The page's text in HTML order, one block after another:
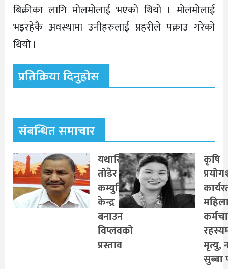
बिक्रीका लागि मोलमोलाई भएको थियो । मोलमोलाई
भइरहेकै अवस्थामा उनीहरुलाई प्रहरीले पक्राउ गरेको
थियो ।
प्रतिक्रिया दिनुहोस
संबन्धित समाचार
यथास्थिति
तोडेर नयाँ
कम्युनिस्ट
केन्द्र
बनाउन
विप्लवको
प्रस्ताव
कृषि
मृत्यु,
सुब्बा